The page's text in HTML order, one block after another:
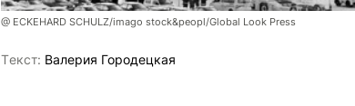
@ ECKEHARD SCHULZ/imago stock&peopl/Global Look Press
Tекст: Валерия Городецкая